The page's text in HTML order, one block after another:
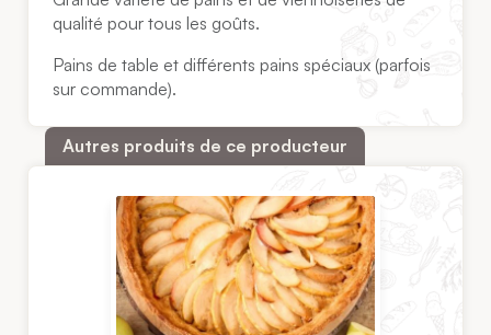
qualité pour tous les goûts.
Pains de table et différents pains spéciaux (parfois
sur commande).
Autres produits de ce producteur